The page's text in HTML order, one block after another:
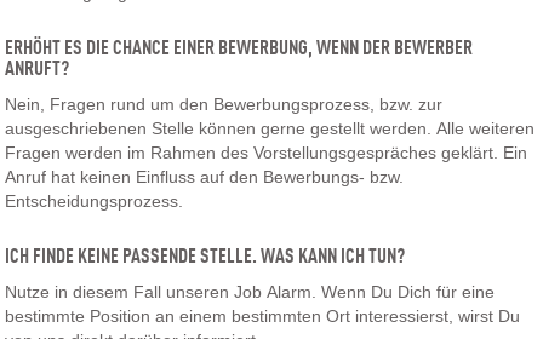
ERHÖHT ES DIE CHANCE EINER BEWERBUNG, WENN DER BEWERBER
ANRUFT?
Nein, Fragen rund um den Bewerbungsprozess, bzw. zur
ausgeschriebenen Stelle können gerne gestellt werden. Alle weiteren
Fragen werden im Rahmen des Vorstellungsgespräches geklärt. Ein
Anruf hat keinen Einfluss auf den Bewerbungs- bzw.
Entscheidungsprozess.
ICH FINDE KEINE PASSENDE STELLE. WAS KANN ICH TUN?
Nutze in diesem Fall unseren Job Alarm. Wenn Du Dich für eine
bestimmte Position an einem bestimmten Ort interessierst, wirst Du